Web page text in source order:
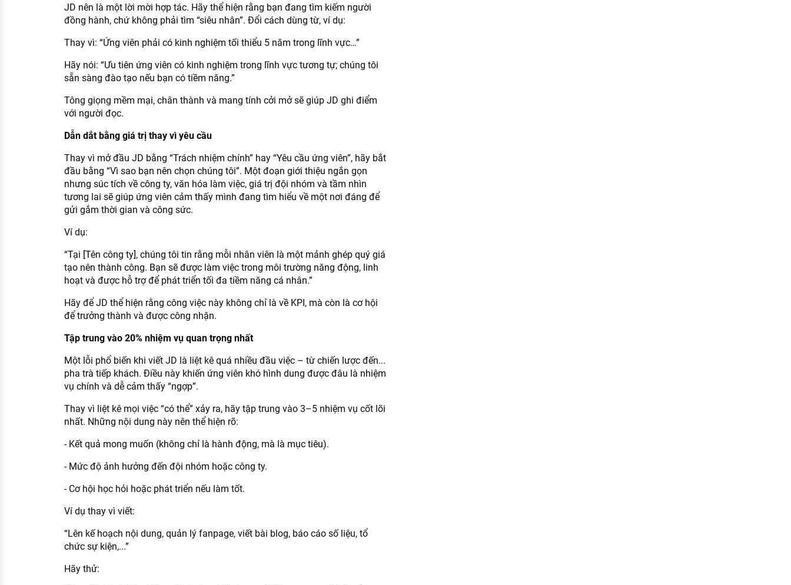
JD nên là một lời mời hợp tác. Hãy thể hiện rằng bạn đang tìm kiếm người
đồng hành, chứ không phải tìm “siêu nhân”. Đổi cách dùng từ, ví dụ:
Thay vì: “Ứng viên phải có kinh nghiệm tối thiểu 5 năm trong lĩnh vực…”
Hãy nói: “Ưu tiên ứng viên có kinh nghiệm trong lĩnh vực tương tự; chúng tôi
sẵn sàng đào tạo nếu bạn có tiềm năng.”
Tông giọng mềm mại, chân thành và mang tính cởi mở sẽ giúp JD ghi điểm
với người đọc.
Dẫn dắt bằng giá trị thay vì yêu cầu
Thay vì mở đầu JD bằng “Trách nhiệm chính” hay “Yêu cầu ứng viên”, hãy bắt
đầu bằng “Vì sao bạn nên chọn chúng tôi”. Một đoạn giới thiệu ngắn gọn
nhưng súc tích về công ty, văn hóa làm việc, giá trị đội nhóm và tầm nhìn
tương lai sẽ giúp ứng viên cảm thấy mình đang tìm hiểu về một nơi đáng để
gửi gắm thời gian và công sức.
Ví dụ:
“Tại [Tên công ty], chúng tôi tin rằng mỗi nhân viên là một mảnh ghép quý giá
tạo nên thành công. Bạn sẽ được làm việc trong môi trường năng động, linh
hoạt và được hỗ trợ để phát triển tối đa tiềm năng cá nhân.”
Hãy để JD thể hiện rằng công việc này không chỉ là về KPI, mà còn là cơ hội
để trưởng thành và được công nhận.
Tập trung vào 20% nhiệm vụ quan trọng nhất
Một lỗi phổ biến khi viết JD là liệt kê quá nhiều đầu việc – từ chiến lược đến...
pha trà tiếp khách. Điều này khiến ứng viên khó hình dung được đâu là nhiệm
vụ chính và dễ cảm thấy “ngợp”.
Thay vì liệt kê mọi việc “có thể” xảy ra, hãy tập trung vào 3–5 nhiệm vụ cốt lõi
nhất. Những nội dung này nên thể hiện rõ:
- Kết quả mong muốn (không chỉ là hành động, mà là mục tiêu).
- Mức độ ảnh hưởng đến đội nhóm hoặc công ty.
- Cơ hội học hỏi hoặc phát triển nếu làm tốt.
Ví dụ thay vì viết:
“Lên kế hoạch nội dung, quản lý fanpage, viết bài blog, báo cáo số liệu, tổ
chức sự kiện,...”
Hãy thử: